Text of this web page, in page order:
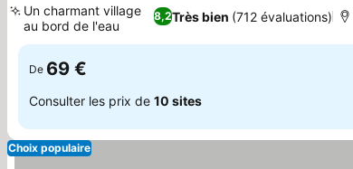
8,2Très bien (712 évaluations)
Un charmant village
au bord de l'eau
De 69 €
Consulter les prix de 10 sites
Choix populaire